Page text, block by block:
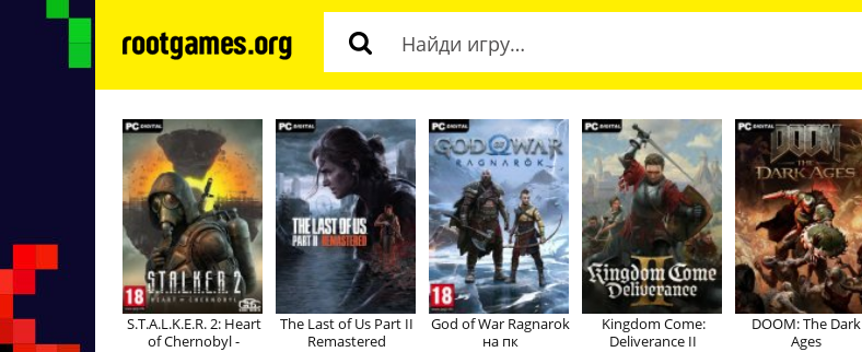
S.T.A.L.K.E.R. 2: Heart
of Chernobyl -
The Last of Us Part II
Remastered
God of War Ragnarok
на пк
Kingdom Come:
Deliverance II
DOOM: The Dark
Ages